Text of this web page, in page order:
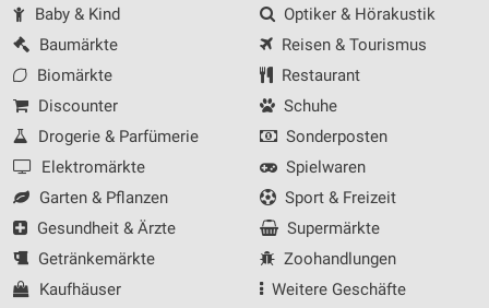
Baby & Kind
Baumärkte
Biomärkte
Discounter
Drogerie & Parfümerie
Elektromärkte
Garten & Pflanzen
Gesundheit & Ärzte
Getränkemärkte
Kaufhäuser
Optiker & Hörakustik
Reisen & Tourismus
Restaurant
Schuhe
Sonderposten
Spielwaren
Sport & Freizeit
Supermärkte
Zoohandlungen
Weitere Geschäfte